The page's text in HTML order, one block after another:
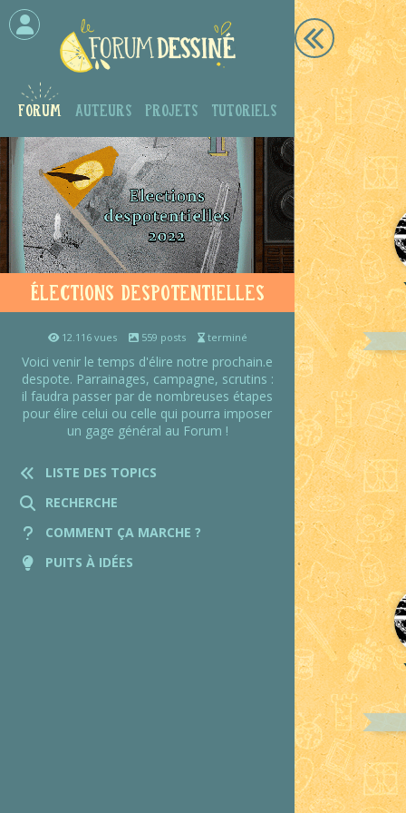
Forum Auteurs Projets Tutoriels
Élections despotentielles
12.116 vues 559 posts terminé
Voici venir le temps d'élire notre prochain.e
despote. Parrainages, campagne, scrutins :
il faudra passer par de nombreuses étapes
pour élire celui ou celle qui pourra imposer
un gage général au Forum !
LISTE DES TOPICS
RECHERCHE
COMMENT ÇA MARCHE ?
PUITS À IDÉES